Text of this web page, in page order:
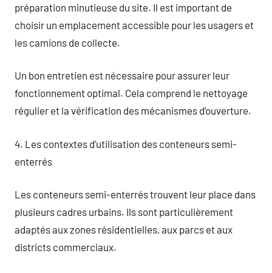
préparation minutieuse du site. Il est important de
choisir un emplacement accessible pour les usagers et
les camions de collecte.
Un bon entretien est nécessaire pour assurer leur
fonctionnement optimal. Cela comprend le nettoyage
régulier et la vérification des mécanismes d’ouverture.
4. Les contextes d’utilisation des conteneurs semi-
enterrés
Les conteneurs semi-enterrés trouvent leur place dans
plusieurs cadres urbains. Ils sont particulièrement
adaptés aux zones résidentielles, aux parcs et aux
districts commerciaux.